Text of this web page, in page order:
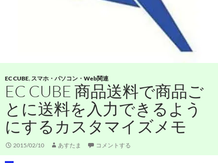
EC CUBE, スマホ・パソコン・Web関連
EC CUBE 商品送料で商品ご
とに送料を入力できるよう
にするカスタマイズメモ
2015/02/10 あすたま コメントする